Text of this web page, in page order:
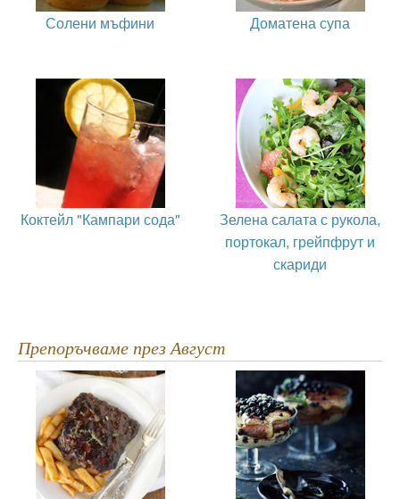
Солени мъфини Доматена супа
Коктейл "Кампари сода"
Зелена салата с рукола,
портокал, грейпфрут и
скариди
Препоръчваме през Август